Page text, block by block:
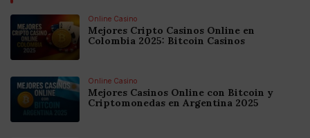
Online Casino
Mejores Cripto Casinos Online en
Colombia 2025: Bitcoin Casinos
Online Casino
Mejores Casinos Online con Bitcoin y
Criptomonedas en Argentina 2025